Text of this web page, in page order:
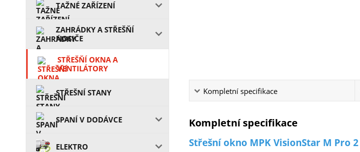
TAŽNÉ ZAŘÍZENÍ
ZAHRÁDKY A STŘEŠŇÍ
NOSIČE
STŘEŠŇÍ OKNA A
VENTILÁTORY
STŘEŠNÍ STANY
SPANÍ V DODÁVCE
ELEKTRO
Kompletní specifikace
Kompletní specifikace
Střešní okno MPK VisionStar M Pro 2